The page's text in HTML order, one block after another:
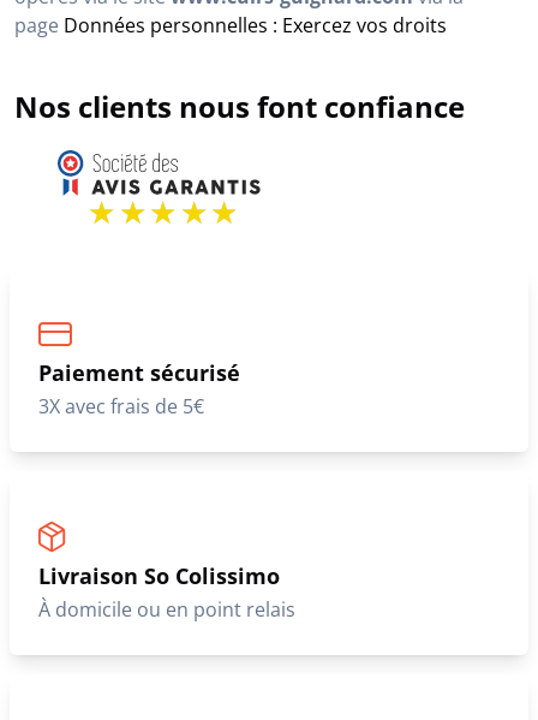
page Données personnelles : Exercez vos droits
Nos clients nous font confiance
Paiement sécurisé
3X avec frais de 5€
Livraison So Colissimo
À domicile ou en point relais